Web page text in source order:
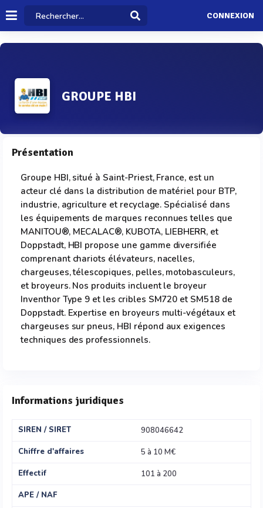
CONNEXION
GROUPE HBI
Présentation
Groupe HBI, situé à Saint-Priest, France, est un
acteur clé dans la distribution de matériel pour BTP,
industrie, agriculture et recyclage. Spécialisé dans
les équipements de marques reconnues telles que
MANITOU®, MECALAC®, KUBOTA, LIEBHERR, et
Doppstadt, HBI propose une gamme diversifiée
comprenant chariots élévateurs, nacelles,
chargeuses, télescopiques, pelles, motobasculeurs,
et broyeurs. Nos produits incluent le broyeur
Inventhor Type 9 et les cribles SM720 et SM518 de
Doppstadt. Expertise en broyeurs multi-végétaux et
chargeuses sur pneus, HBI répond aux exigences
techniques des professionnels.
Informations juridiques
SIREN / SIRET
908046642
Chiffre d'affaires
5 à 10 M€
Effectif
101 à 200
APE / NAF